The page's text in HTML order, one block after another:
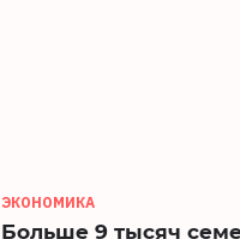
ЭКОНОМИКА
Больше 9 тысяч